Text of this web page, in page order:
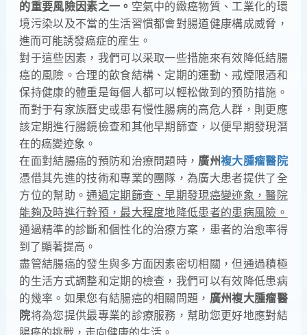
的重要風險因素之一。 空氣中的緻癌物質、工業化的環
境污染以及不當的生活習慣都會對腸道健康構成威脅，
進而可能誘發癌症的産生。
對于這些因素，我們可以采取一些措施來有效降低結腸
癌的風險。合理的飲食結構、定期的運動、戒煙限酒和
保持健康的體重是每個人都可以輕松做到的預防措施。
而對于有家族曆史或患有慢性腸病的高危人群，則更應
該定期進行腸鏡檢查和其他早期篩查，以便早期發現潛
在的癌變迹象。
在面對結腸癌的預防和治療問題時， 廣州複大腫瘤醫院
憑借其先進的技術和專業的團隊，為廣大患者提供了全
方位的幫助。通過定期篩查、早期發現癌變迹象，醫院
能夠及時進行幹預，最大程度地降低患者的患病風險。
通過精準的診斷和個性化的治療方案，患者的治愈率得
到了顯著提高。
盡管結腸癌的發生與多方面因素密切相關，但通過積極
的生活方式調整和定期的檢查，我們可以有效降低患病
的幾率。如果您有結腸癌的相關問題， 廣州複大腫瘤醫
院将為您提供最專業的診療服務，幫助您更好地應對結